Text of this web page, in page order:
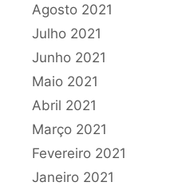
Agosto 2021
Julho 2021
Junho 2021
Maio 2021
Abril 2021
Março 2021
Fevereiro 2021
Janeiro 2021